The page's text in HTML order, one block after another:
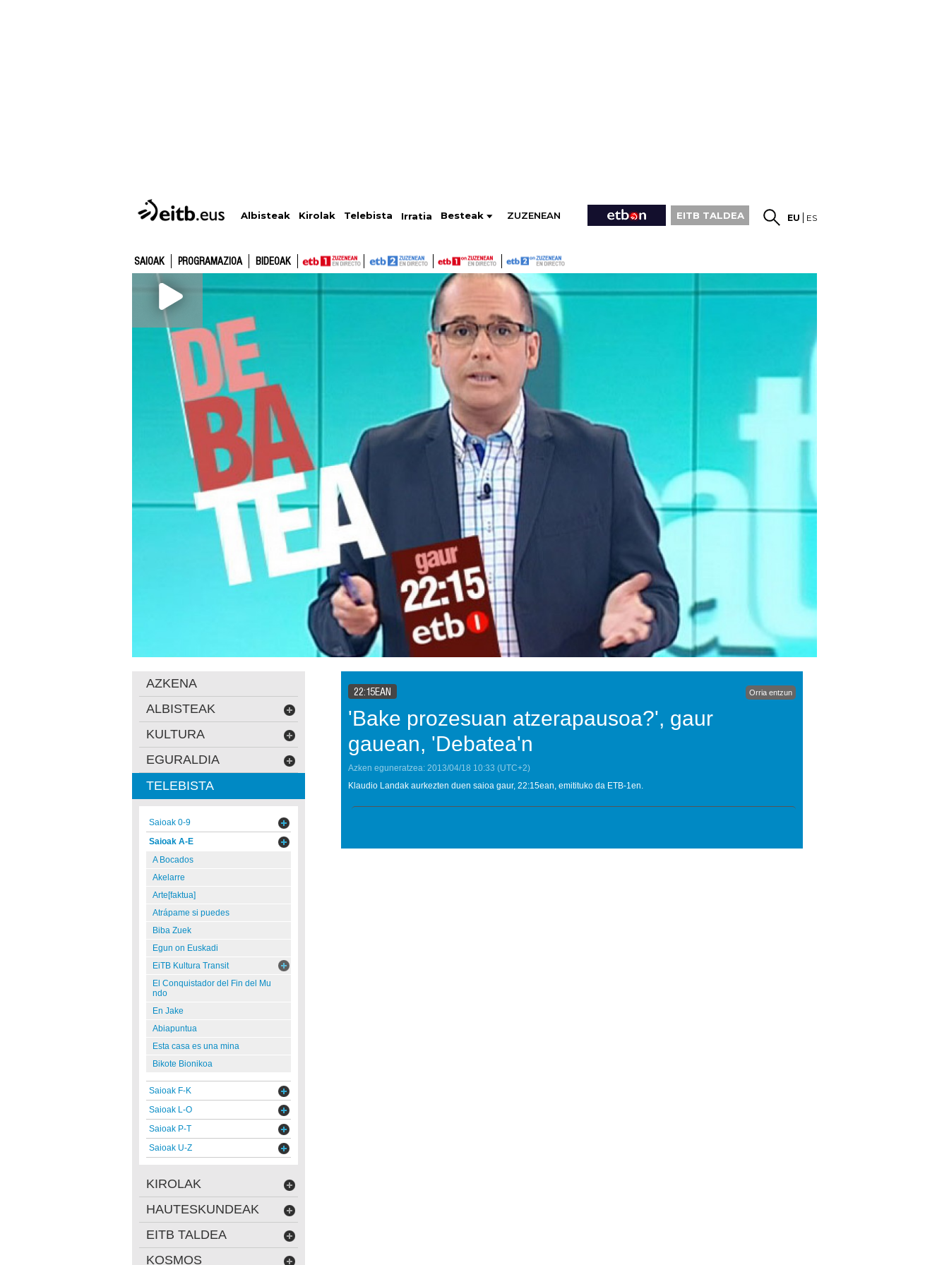
Albisteak Kirolak Telebista Irratia Besteak ZUZENEAN EITB TALDEA EU ES
SAIOAK PROGRAMAZIOA BIDEOAK
22:15EAN Orria entzun
'Bake prozesuan atzerapausoa?', gaur
gauean, 'Debatea'n
Azken eguneratzea: 2013/04/18 10:33 (UTC+2)
Klaudio Landak aurkezten duen saioa gaur, 22:15ean, emitituko da ETB-1en.
AZKENA
ALBISTEAK
KULTURA
EGURALDIA
TELEBISTA
Saioak 0-9
Saioak A-E
A Bocados
Akelarre
Arte[faktua]
Atrápame si puedes
Biba Zuek
Egun on Euskadi
EiTB Kultura Transit
El Conquistador del Fin del Mu
ndo
En Jake
Abiapuntua
Esta casa es una mina
Bikote Bionikoa
Saioak F-K
Saioak L-O
Saioak P-T
Saioak U-Z
KIROLAK
HAUTESKUNDEAK
EITB TALDEA
KOSMOS